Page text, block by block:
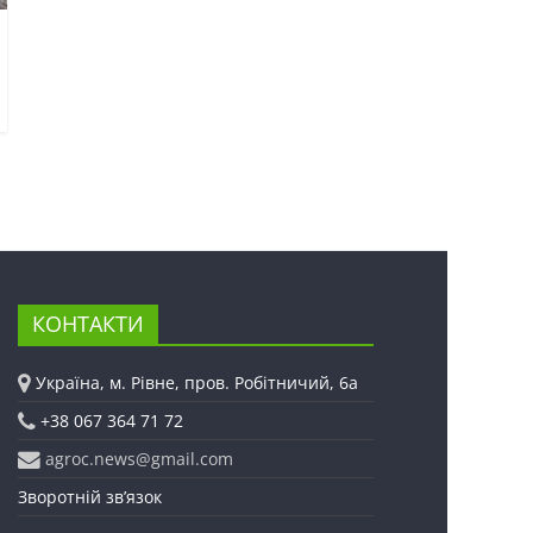
КОНТАКТИ
Україна, м. Рівне, пров. Робітничий, 6а
+38 067 364 71 72
agroc.news@gmail.com
Зворотній зв’язок